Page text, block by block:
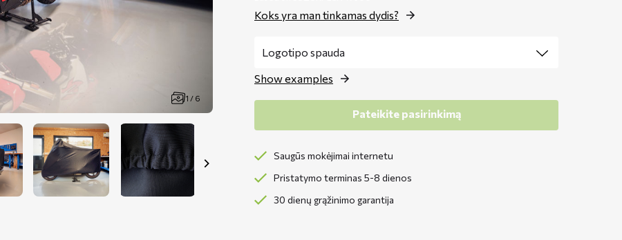
1 / 6
Koks yra man tinkamas dydis?
Show examples
Pateikite pasirinkimą
Saugūs mokėjimai internetu
Pristatymo terminas 5-8 dienos
30 dienų grąžinimo garantija